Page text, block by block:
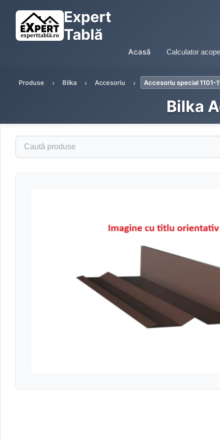
Expert
Tablă
Acasă Calculator
Produse Bilka Accesoriu Accesoriu special 1101-
Bilka
Caută produse